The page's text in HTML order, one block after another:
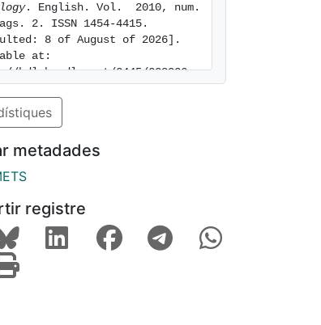
. English. Vol.  2010, num.
2. ISSN 1454-4415.
8 of August of 2026].
at:
hdl.handle.net/2445/228026
metadades
registre